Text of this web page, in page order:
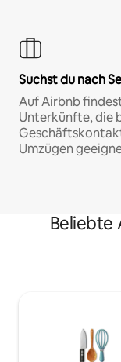
Suchst du nach
Auf Airbnb
Unterkünfte, die
Umzügen
Beliebte